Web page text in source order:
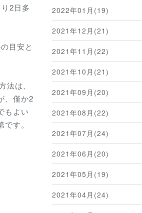
2日多
目安と
は、
、僅か2
もよい
す。
2022年01月(19)
2021年12月(21)
2021年11月(22)
2021年10月(21)
2021年09月(20)
2021年08月(22)
2021年07月(24)
2021年06月(20)
2021年05月(19)
2021年04月(24)